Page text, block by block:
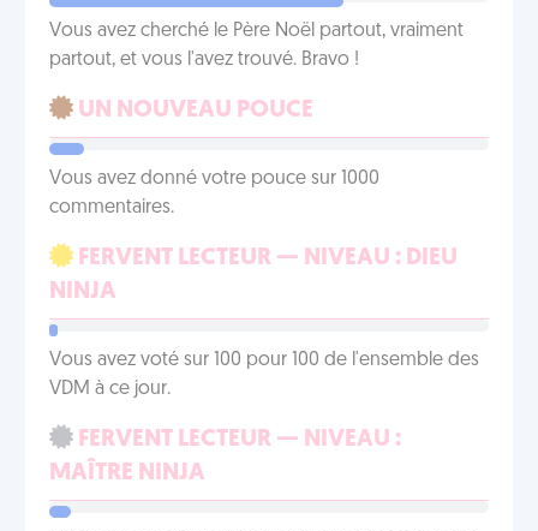
Vous avez cherché le Père Noël partout, vraiment
partout, et vous l'avez trouvé. Bravo !
UN NOUVEAU POUCE
Vous avez donné votre pouce sur 1000
commentaires.
FERVENT LECTEUR — NIVEAU : DIEU
NINJA
Vous avez voté sur 100 pour 100 de l'ensemble des
VDM à ce jour.
FERVENT LECTEUR — NIVEAU :
MAÎTRE NINJA